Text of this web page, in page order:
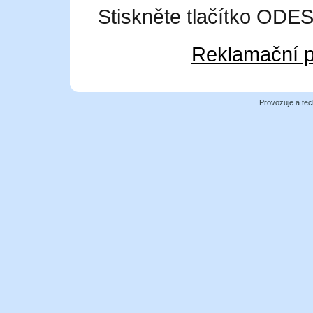
Stiskněte tlačítko
Reklamační
Provozuje a